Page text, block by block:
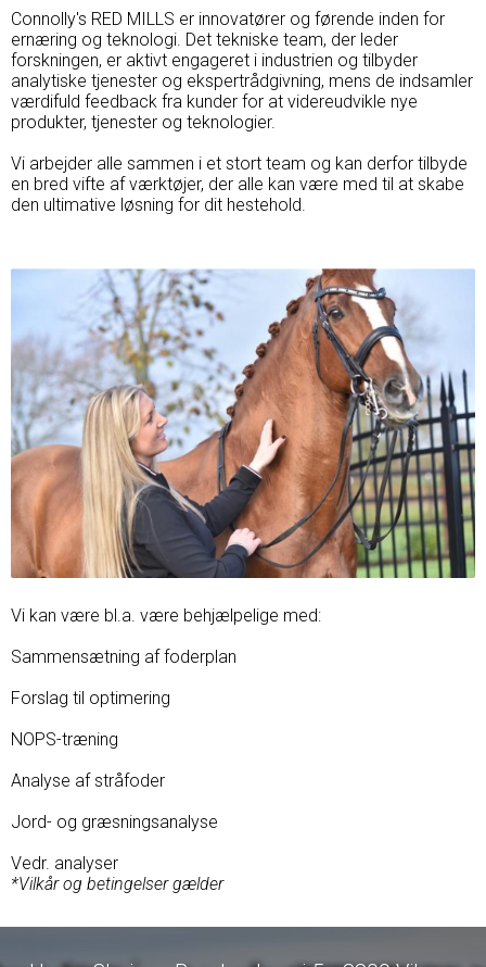
Connolly's RED MILLS er innovatører og førende inden for
ernæring og teknologi. Det tekniske team, der leder
forskningen, er aktivt engageret i industrien og tilbyder
analytiske tjenester og ekspertrådgivning, mens de indsamler
værdifuld feedback fra kunder for at videreudvikle ​​nye
produkter, tjenester og teknologier.
Vi arbejder alle sammen i et stort team og kan derfor tilbyde
en bred vifte af værktøjer, der alle kan være med til at skabe
den ultimative løsning for dit hestehold.
Vi kan være bl.a. være behjælpelige med:
Sammensætning af foderplan
Forslag til optimering
NOPS-træning
Analyse af stråfoder
Jord- og græsningsanalyse
Vedr. analyser
*Vilkår og betingelser gælder